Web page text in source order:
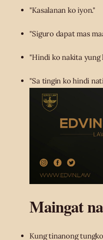
"Kasalanan ko iyon."
"Siguro dapat mas
"Hindi ko nakita yung
"Sa tingin ko hindi
Maingat
Kung tinanong